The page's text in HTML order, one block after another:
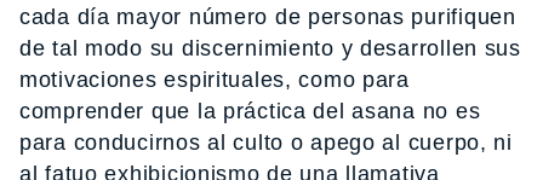
cada día mayor número de personas purifiquen
de tal modo su discernimiento y desarrollen sus
motivaciones espirituales, como para
comprender que la práctica del asana no es
para conducirnos al culto o apego al cuerpo, ni
al fatuo exhibicionismo de una llamativa